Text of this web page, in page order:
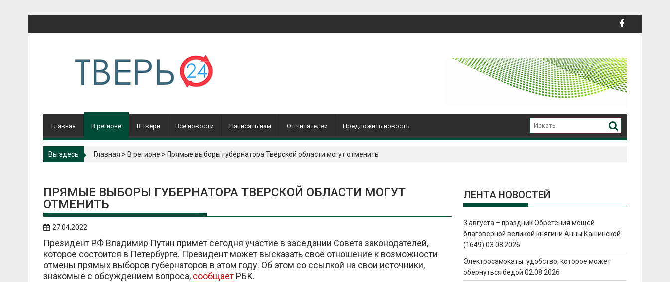
Главная В регионе В Твери Все новости Написать нам От читателей Предложить новость
Вы здесь Главная > В регионе > Прямые выборы губернатора Тверской области могут отменить
ПРЯМЫЕ ВЫБОРЫ ГУБЕРНАТОРА ТВЕРСКОЙ ОБЛАСТИ МОГУТ
ОТМЕНИТЬ
27.04.2022
Президент РФ Владимир Путин примет сегодня участие в заседании Совета законодателей,
которое состоится в Петербурге. Президент может высказать своё отношение к возможности
отмены прямых выборов губернаторов в этом году. Об этом со ссылкой на свои источники,
знакомые с обсуждением вопроса, сообщает РБК.
ЛЕНТА НОВОСТЕЙ
3 августа – праздник Обретения мощей
благоверной великой княгини Анны Кашинской
(1649) 03.08.2026
Электросамокаты: удобство, которое может
обернуться бедой 02.08.2026